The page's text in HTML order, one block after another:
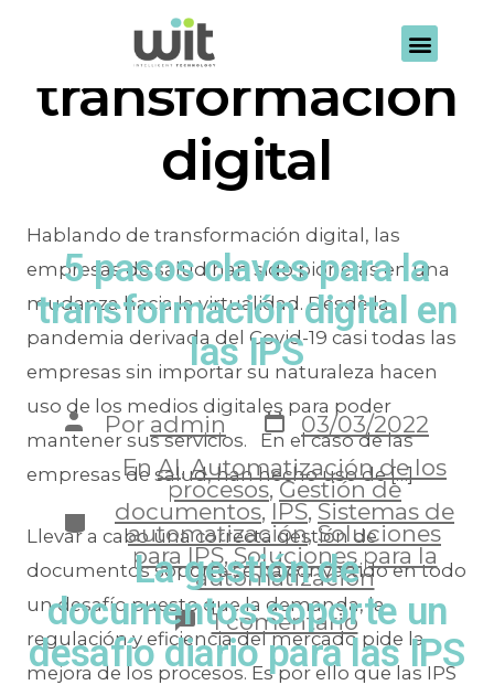
Etiqueta:
transformación
digital
5 pasos claves para la
transformación digital en
las IPS
Por admin
03/03/2022
EnAI,Automatización de los
procesos,Gestión de
documentos, IPS, Sistemas de
automatización,Soluciones
para IPS,Soluciones para la
automatización
1 comentario
Hablando de transformación digital, las
empresas de salud han sido pioneras en una
mudanza hacia la virtualidad. Desde la
pandemia derivada del Covid-19 casi todas las
empresas sin importar su naturaleza hacen
uso de los medios digitales para poder
mantener sus servicios. En el caso de las
empresas de salud, han hecho uso de […]
La gestión de
documentos soporte un
desafío diario para las IPS
Llevar a cabo una correcta gestión de
documentos soporte se ha convertido en todo
un desafío puesto que la demanda, la
regulación y eficiencia del mercado pide la
mejora de los procesos. Es por ello que las IPS